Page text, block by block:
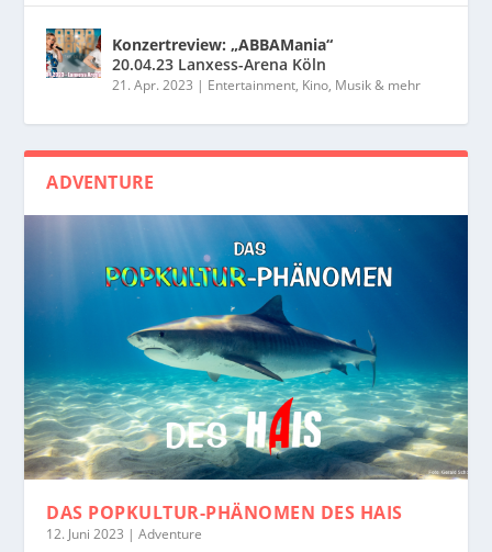
Konzertreview: „ABBAMania“
20.04.23 Lanxess-Arena Köln
21. Apr. 2023 | Entertainment, Kino, Musik & mehr
ADVENTURE
DAS POPKULTUR-PHÄNOMEN DES HAIS
12. Juni 2023 |Adventure